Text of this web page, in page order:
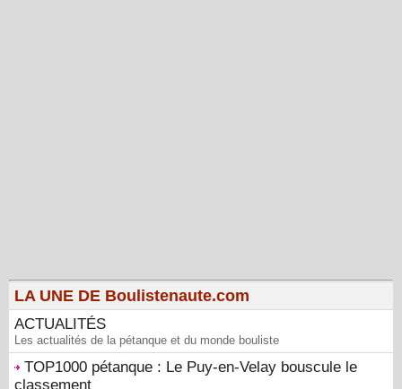
LA UNE DE Boulistenaute.com
ACTUALITÉS
Les actualités de la pétanque et du monde bouliste
TOP1000 pétanque : Le Puy-en-Velay bouscule le
classement